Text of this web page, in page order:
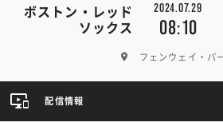
ボストン・レッド
ソックス
2024.07.29
08:10
フェンウェイ・パ
配信情報